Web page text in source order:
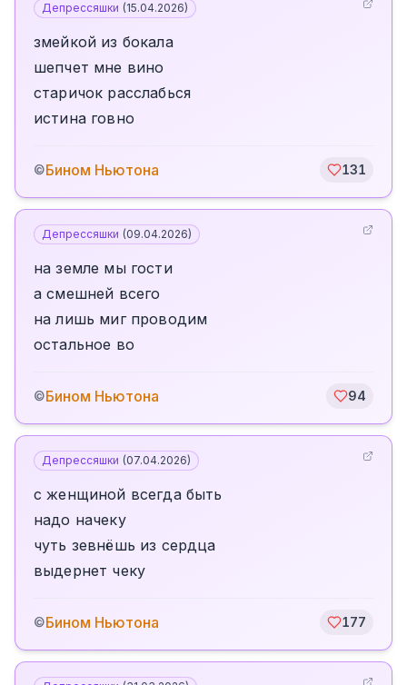
Депрессяшки (15.04.2026)
змейкой из бокала
шепчет мне вино
старичок расслабься
истина говно
©Бином Ньютона 131
Депрессяшки (09.04.2026)
на земле мы гости
а смешней всего
на лишь миг проводим
остальное во
©Бином Ньютона 94
Депрессяшки (07.04.2026)
с женщиной всегда быть
надо начеку
чуть зевнёшь из сердца
выдернет чеку
©Бином Ньютона 177